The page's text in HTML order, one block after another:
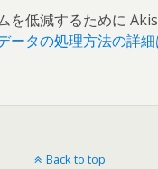
を低減するために
ータの処理方法の詳
Back to top